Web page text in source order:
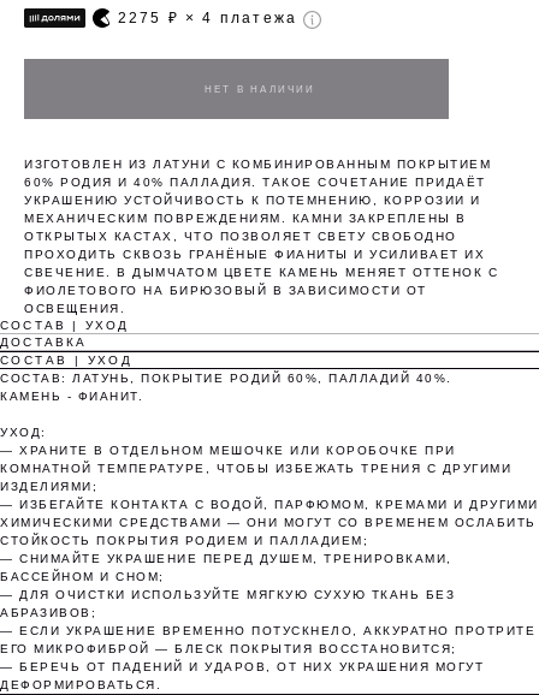
2275 ₽ × 4 платежа
ИЗГОТОВЛЕН ИЗ ЛАТУНИ С КОМБИНИРОВАННЫМ ПОКРЫТИЕМ
60% РОДИЯ И 40% ПАЛЛАДИЯ. ТАКОЕ СОЧЕТАНИЕ ПРИДАЁТ
УКРАШЕНИЮ УСТОЙЧИВОСТЬ К ПОТЕМНЕНИЮ, КОРРОЗИИ И
МЕХАНИЧЕСКИМ ПОВРЕЖДЕНИЯМ. КАМНИ ЗАКРЕПЛЕНЫ В
ОТКРЫТЫХ КАСТАХ, ЧТО ПОЗВОЛЯЕТ СВЕТУ СВОБОДНО
ПРОХОДИТЬ СКВОЗЬ ГРАНЁНЫЕ ФИАНИТЫ И УСИЛИВАЕТ ИХ
СВЕЧЕНИЕ. В ДЫМЧАТОМ ЦВЕТЕ КАМЕНЬ МЕНЯЕТ ОТТЕНОК С
ФИОЛЕТОВОГО НА БИРЮЗОВЫЙ В ЗАВИСИМОСТИ ОТ
ОСВЕЩЕНИЯ.
СОСТАВ | УХОД
ДОСТАВКА
СОСТАВ | УХОД
СОСТАВ: ЛАТУНЬ, ПОКРЫТИЕ РОДИЙ 60%, ПАЛЛАДИЙ 40%.
КАМЕНЬ - ФИАНИТ.
УХОД:
— ХРАНИТЕ В ОТДЕЛЬНОМ МЕШОЧКЕ ИЛИ КОРОБОЧКЕ ПРИ
КОМНАТНОЙ ТЕМПЕРАТУРЕ, ЧТОБЫ ИЗБЕЖАТЬ ТРЕНИЯ С ДРУГИМИ
ИЗДЕЛИЯМИ;
— ИЗБЕГАЙТЕ КОНТАКТА С ВОДОЙ, ПАРФЮМОМ, КРЕМАМИ И ДРУГИМИ
ХИМИЧЕСКИМИ СРЕДСТВАМИ — ОНИ МОГУТ СО ВРЕМЕНЕМ ОСЛАБИТЬ
СТОЙКОСТЬ ПОКРЫТИЯ РОДИЕМ И ПАЛЛАДИЕМ;
— СНИМАЙТЕ УКРАШЕНИЕ ПЕРЕД ДУШЕМ, ТРЕНИРОВКАМИ,
БАССЕЙНОМ И СНОМ;
— ДЛЯ ОЧИСТКИ ИСПОЛЬЗУЙТЕ МЯГКУЮ СУХУЮ ТКАНЬ БЕЗ
АБРАЗИВОВ;
— ЕСЛИ УКРАШЕНИЕ ВРЕМЕННО ПОТУСКНЕЛО, АККУРАТНО ПРОТРИТЕ
ЕГО МИКРОФИБРОЙ — БЛЕСК ПОКРЫТИЯ ВОССТАНОВИТСЯ;
— БЕРЕЧЬ ОТ ПАДЕНИЙ И УДАРОВ, ОТ НИХ УКРАШЕНИЯ МОГУТ
ДЕФОРМИРОВАТЬСЯ.
Оплата частями
Оплатите сегодня 25% стоимости покупки
картой любого банка, остальное — тремя
Оплата
сегодня
25%
недели
25%
недели
25%
недель
Как обычная оплата картой